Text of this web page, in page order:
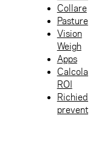
Collare
Pasture
Vision
Weigh
Apps
ROI
Richiedi